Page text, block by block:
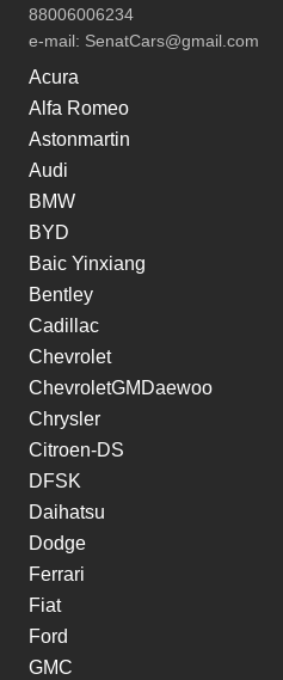
88006006234
e-mail: SenatCars@gmail.com
Acura
Alfa Romeo
Astonmartin
Audi
BMW
BYD
Baic Yinxiang
Bentley
Cadillac
Chevrolet
ChevroletGMDaewoo
Chrysler
Citroen-DS
DFSK
Daihatsu
Dodge
Ferrari
Fiat
Ford
GMC